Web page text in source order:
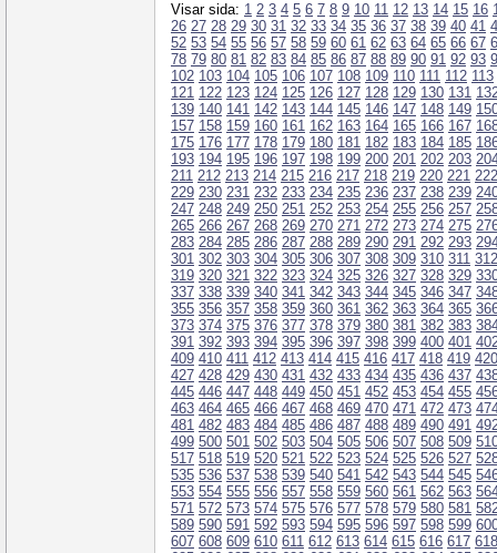
Visar sida: 1 2 3 4 5 6 7 8 9 10 11 12 13 14 15 16
26 27 28 29 30 31 32 33 34 35 36 37 38 39 40 41
52 53 54 55 56 57 58 59 60 61 62 63 64 65 66 67
78 79 80 81 82 83 84 85 86 87 88 89 90 91 92 93
102 103 104 105 106 107 108 109 110 111 112 113
121 122 123 124 125 126 127 128 129 130 131
139 140 141 142 143 144 145 146 147 148 149
157 158 159 160 161 162 163 164 165 166 167
175 176 177 178 179 180 181 182 183 184 185
193 194 195 196 197 198 199 200 201 202 203
211 212 213 214 215 216 217 218 219 220 221 222
229 230 231 232 233 234 235 236 237 238 239
247 248 249 250 251 252 253 254 255 256 257
265 266 267 268 269 270 271 272 273 274 275
283 284 285 286 287 288 289 290 291 292 293
301 302 303 304 305 306 307 308 309 310 311 312
319 320 321 322 323 324 325 326 327 328 329
337 338 339 340 341 342 343 344 345 346 347
355 356 357 358 359 360 361 362 363 364 365
373 374 375 376 377 378 379 380 381 382 383
391 392 393 394 395 396 397 398 399 400 401
409 410 411 412 413 414 415 416 417 418 419 420
427 428 429 430 431 432 433 434 435 436 437
445 446 447 448 449 450 451 452 453 454 455
463 464 465 466 467 468 469 470 471 472 473
481 482 483 484 485 486 487 488 489 490 491
499 500 501 502 503 504 505 506 507 508 509
517 518 519 520 521 522 523 524 525 526 527
535 536 537 538 539 540 541 542 543 544 545
553 554 555 556 557 558 559 560 561 562 563
571 572 573 574 575 576 577 578 579 580 581
589 590 591 592 593 594 595 596 597 598 599
607 608 609 610 611 612 613 614 615 616 617 618